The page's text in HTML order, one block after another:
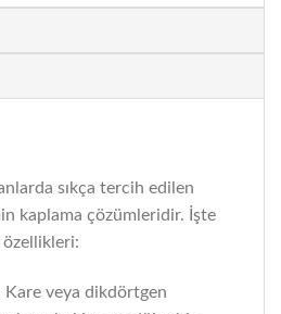
sıkça tercih edilen
kaplama çözümleridir. İşte
özellikleri:
Kare veya dikdörtgen